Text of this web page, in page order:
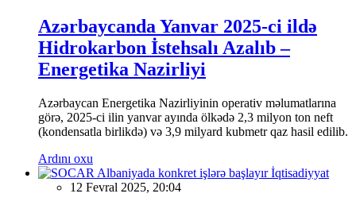
Azərbaycanda Yanvar 2025-ci ildə
Hidrokarbon İstehsalı Azalıb –
Energetika Nazirliyi
Azərbaycan Energetika Nazirliyinin operativ məlumatlarına
görə, 2025-ci ilin yanvar ayında ölkədə 2,3 milyon ton neft
(kondensatla birlikdə) və 3,9 milyard kubmetr qaz hasil edilib.
Ardını oxu
İqtisadiyyat
12 Fevral 2025, 20:04